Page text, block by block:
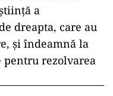
a
dreapta, care au
și îndeamnă la
rezolvarea